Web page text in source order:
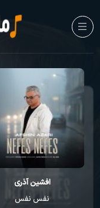
افشین آذری
نفس نفس